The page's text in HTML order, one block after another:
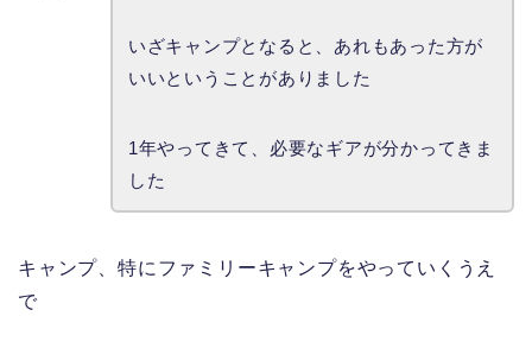
いざキャンプとなると、あれもあった方が
いいということがありました
1年やってきて、必要なギアが分かってきま
した
キャンプ、特にファミリーキャンプをやっていくうえ
で